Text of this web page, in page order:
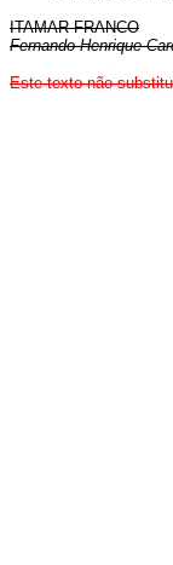
ITAMAR FRANCO
Fernando Henrique
Este texto não